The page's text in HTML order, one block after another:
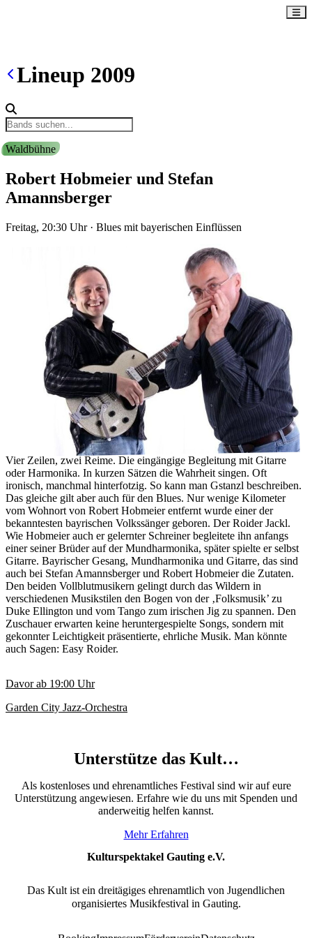
Lineup 2009
Waldbühne
Robert Hobmeier und Stefan
Amannsberger
Freitag, 20:30 Uhr· Blues mit bayerischen Einflüssen
Vier Zeilen, zwei Reime. Die eingängige Begleitung mit Gitarre
oder Harmonika. In kurzen Sätzen die Wahrheit singen. Oft
ironisch, manchmal hinterfotzig. So kann man Gstanzl beschreiben.
Das gleiche gilt aber auch für den Blues. Nur wenige Kilometer
vom Wohnort von Robert Hobmeier entfernt wurde einer der
bekanntesten bayrischen Volkssänger geboren. Der Roider Jackl.
Wie Hobmeier auch er gelernter Schreiner begleitete ihn anfangs
einer seiner Brüder auf der Mundharmonika, später spielte er selbst
Gitarre. Bayrischer Gesang, Mundharmonika und Gitarre, das sind
auch bei Stefan Amannsberger und Robert Hobmeier die Zutaten.
Den beiden Vollblutmusikern gelingt durch das Wildern in
verschiedenen Musikstilen den Bogen von der ‚Folksmusik’ zu
Duke Ellington und vom Tango zum irischen Jig zu spannen. Den
Zuschauer erwarten keine heruntergespielte Songs, sondern mit
gekonnter Leichtigkeit präsentierte, ehrliche Musik. Man könnte
auch Sagen: Easy Roider.
Davor ab 19:00 Uhr
Garden City Jazz-Orchestra
Unterstütze das Kult…
Als kostenloses und ehrenamtliches Festival sind wir auf eure
Unterstützung angewiesen. Erfahre wie du uns mit Spenden und
anderweitig helfen kannst.
Mehr Erfahren
Kulturspektakel Gauting e.V.
Das Kult ist ein dreitägiges ehrenamtlich von Jugendlichen
organisiertes Musikfestival in Gauting.